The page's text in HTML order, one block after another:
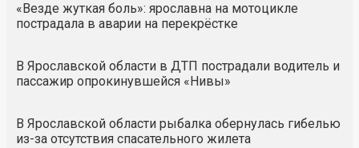
«Везде жуткая боль»: ярославна на мотоцикле
пострадала в аварии на перекрёстке
В Ярославской области в ДТП пострадали водитель и
пассажир опрокинувшейся «Нивы»
В Ярославской области рыбалка обернулась гибелью
из-за отсутствия спасательного жилета